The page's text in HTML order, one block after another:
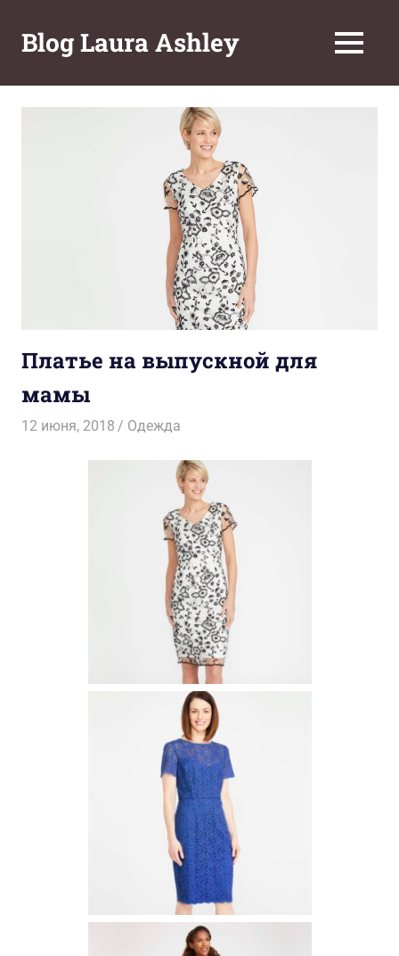
содержимому
Blog Laura Ashley МЕНЮ
Платье на выпускной для
мамы
12 июня, 2018 Александра Фуркалова
Одежда